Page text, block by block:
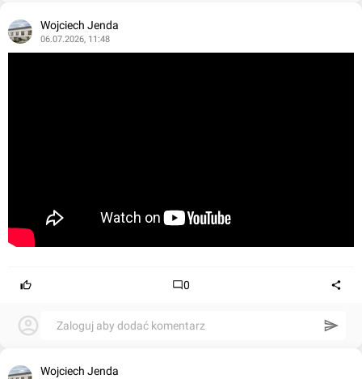
Wojciech Jenda
06.07.2026, 11:48
0
Zaloguj aby dodać komentarz
Wojciech Jenda